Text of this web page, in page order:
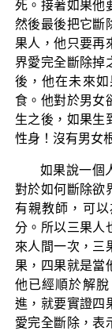
死。接著如果他
然後最後把它斷
果人，他只要再
界愛完全斷除掉
後，他在未來
食。他對於男女
生之後，如果生
性身！沒有男女
如果說一個
對於如何斷除欲
有親教師，可
分。所以三果人
來人間一次，三
果，四果就是當
他已經順於解
進，就要實證四
愛完全斷除，表